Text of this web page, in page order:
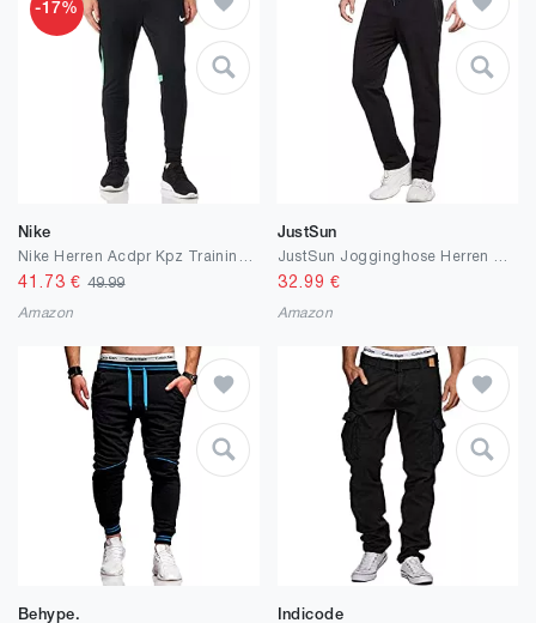
-17%
Nike
41.73 €49.99
Amazon
JustSun
32.99 €
Amazon
Behype.
Indicode